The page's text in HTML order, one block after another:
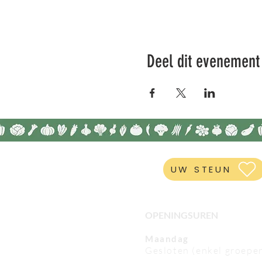
Deel dit evenement
UW STEUN